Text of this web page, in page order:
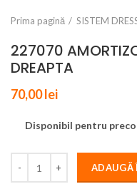
Prima pagină SISTEM
227070
DREAPTA
70,00lei
Disponibil pentru
ADAUGĂ